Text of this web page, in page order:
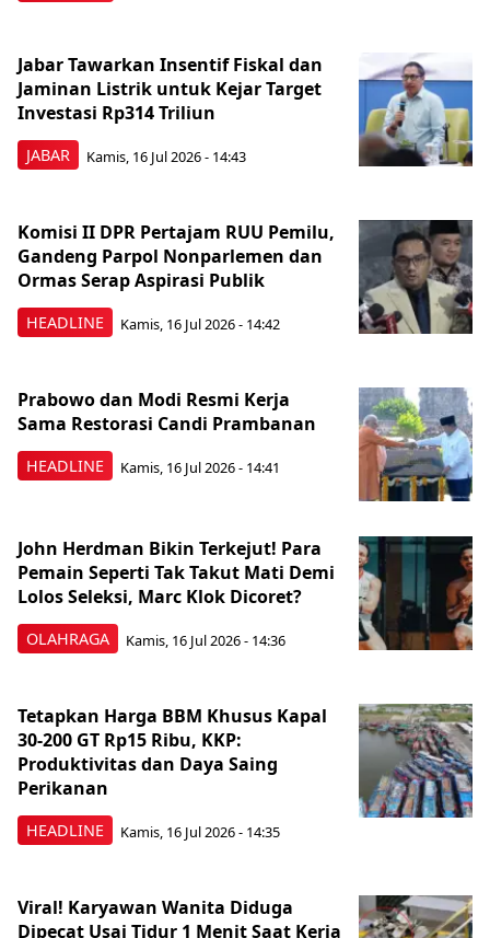
JABAR
Jabar Tawarkan Insentif Fiskal dan
Jaminan Listrik untuk Kejar Target
Investasi Rp314 Triliun
Kamis, 16 Jul 2026 - 14:43
HEADLINE
Komisi II DPR Pertajam RUU Pemilu,
Gandeng Parpol Nonparlemen dan
Ormas Serap Aspirasi Publik
Kamis, 16 Jul 2026 - 14:42
HEADLINE
Prabowo dan Modi Resmi Kerja
Sama Restorasi Candi Prambanan
Kamis, 16 Jul 2026 - 14:41
OLAHRAGA
John Herdman Bikin Terkejut! Para
Pemain Seperti Tak Takut Mati Demi
Lolos Seleksi, Marc Klok Dicoret?
Kamis, 16 Jul 2026 - 14:36
HEADLINE
Tetapkan Harga BBM Khusus Kapal
30-200 GT Rp15 Ribu, KKP:
Produktivitas dan Daya Saing
Perikanan
Kamis, 16 Jul 2026 - 14:35
Viral! Karyawan Wanita Diduga
Dipecat Usai Tidur 1 Menit Saat Kerja